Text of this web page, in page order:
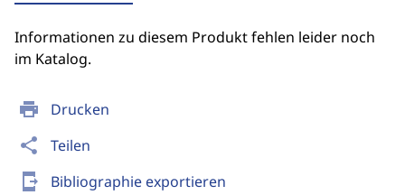
print Drucken
share Teilen
send_to_mobile Bibliographie exportieren
Informationen zu diesem Produkt fehlen leider noch
im Katalog.